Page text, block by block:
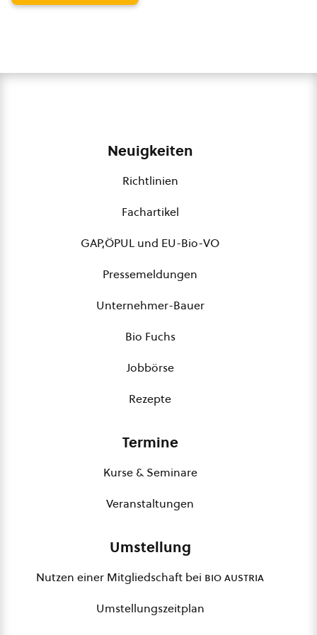
Neuigkeiten
Richtlinien
Fachartikel
GAP,ÖPUL und EU-Bio-VO
Pressemeldungen
Unternehmer-Bauer
Bio Fuchs
Jobbörse
Rezepte
Termine
Kurse & Seminare
Veranstaltungen
Umstellung
Nutzen einer Mitgliedschaft bei bio austria
Umstellungszeitplan